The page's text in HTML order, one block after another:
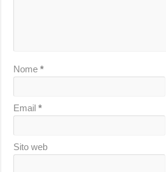
Nome*
Email*
Sito web